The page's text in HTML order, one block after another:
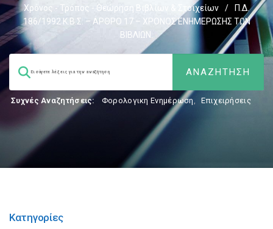
Χρόνος - Τρόπος - Θεώρηση Βιβλίων & Στοιχείων
/
Π.Δ.
186/1992 Κ.Β.Σ. – ΑΡΘΡΟ 17 – ΧΡΟΝΟΣ ΕΝΗΜΕΡΩΣΗΣ ΤΩΝ
ΒΙΒΛΙΩΝ.
Συχνές Αναζητήσεις: Φορολογικη Ενημέρωση, Επιχειρήσεις
Κατηγορίες